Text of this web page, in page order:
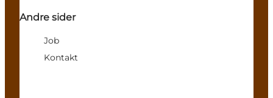
Andre sider
Job
Kontakt